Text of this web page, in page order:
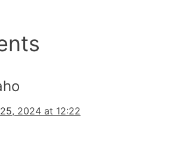
2024 at 12:22